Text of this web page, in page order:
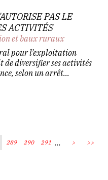
PAS LE
ACTIVITÉS
et baux ruraux
pour l’exploitation
de diversifier ses activités
selon un arrêt...
289 290 291 ... > >>